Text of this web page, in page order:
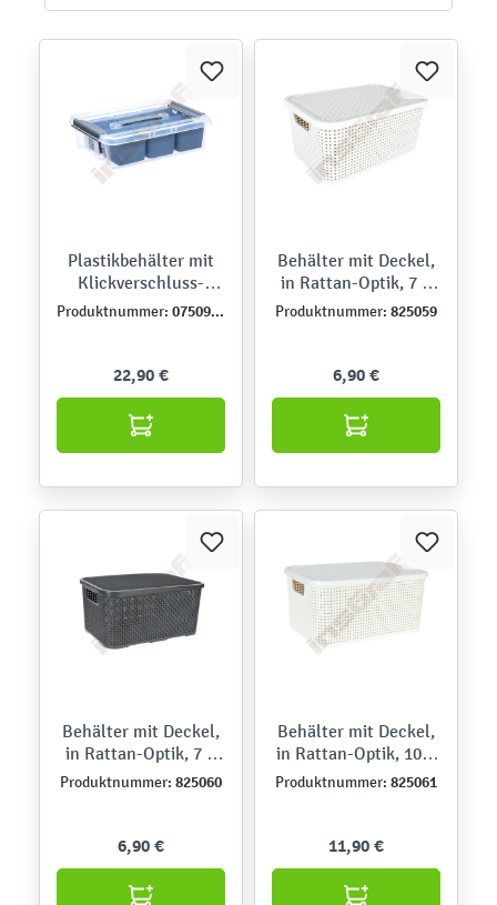
Plastikbehälter mit
Klickverschluss-
Deckel, 8 l, mit 6
Produktnummer: 075094-1
22,90 €
Behälter mit Deckel,
in Rattan-Optik, 7 l,
weiß
Produktnummer: 825059
6,90 €
Behälter mit Deckel,
in Rattan-Optik, 7 l,
grau
Produktnummer: 825060
6,90 €
Behälter mit Deckel,
in Rattan-Optik, 10 l,
weiß
Produktnummer: 825061
11,90 €